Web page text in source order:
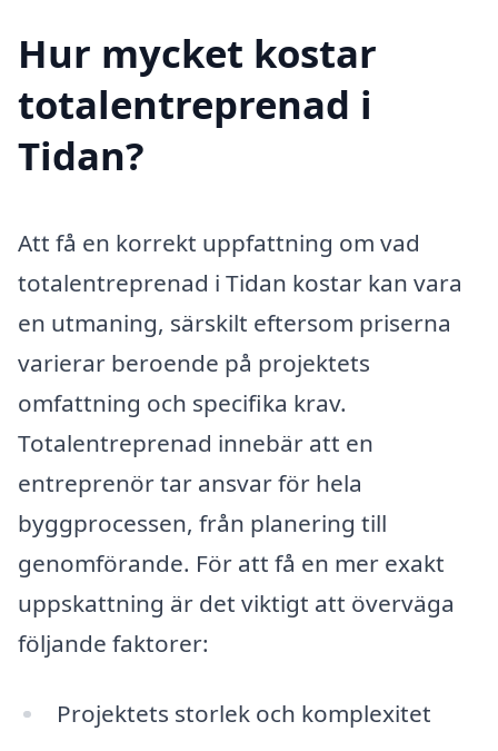
Hur mycket kostar
totalentreprenad i
Tidan?
Att få en korrekt uppfattning om vad
totalentreprenad i Tidan kostar kan vara
en utmaning, särskilt eftersom priserna
varierar beroende på projektets
omfattning och specifika krav.
Totalentreprenad innebär att en
entreprenör tar ansvar för hela
byggprocessen, från planering till
genomförande. För att få en mer exakt
uppskattning är det viktigt att överväga
följande faktorer:
Projektets storlek och komplexitet